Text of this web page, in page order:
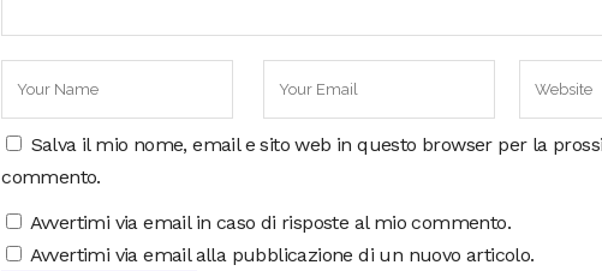
Salva il mio nome, email e sito web in questo browser per la
commento.
Avvertimi via email in caso di risposte al mio commento.
Avvertimi via email alla pubblicazione di un nuovo articolo.